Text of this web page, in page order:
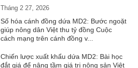
Tháng 2 27, 2026
Số hóa cánh đồng dứa MD2: Bước ngoặt
giúp nông dân Việt thu tỷ đồng Cuộc
cách mạng trên cánh đồng v...
Chiến lược xuất khẩu dứa MD2: Bài học
đắt giá để nâng tầm giá trị nông sản Việt